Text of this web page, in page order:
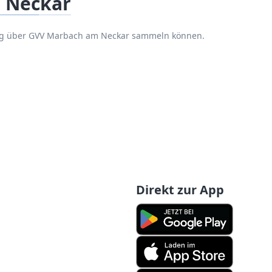
GVV Marbach am Neckar sammeln können.
Direkt zur App